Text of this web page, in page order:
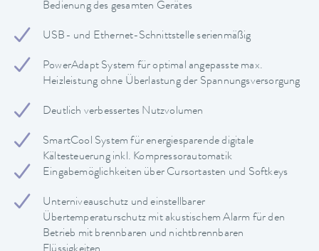
Bedienung des gesamten Gerätes
USB- und Ethernet-Schnittstelle serienmäßig
PowerAdapt System für optimal angepasste max.
Heizleistung ohne Überlastung der Spannungsversorgung
Deutlich verbessertes Nutzvolumen
SmartCool System für energiesparende digitale
Kältesteuerung inkl. Kompressorautomatik
Eingabemöglichkeiten über Cursortasten und Softkeys
Unterniveauschutz und einstellbarer
Übertemperaturschutz mit akustischem Alarm für den
Betrieb mit brennbaren und nichtbrennbaren